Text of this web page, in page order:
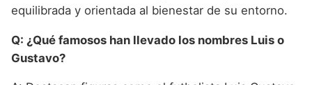
equilibrada y orientada al bienestar de su entorno.
Q: ¿Qué famosos han llevado los nombres Luis o
Gustavo?